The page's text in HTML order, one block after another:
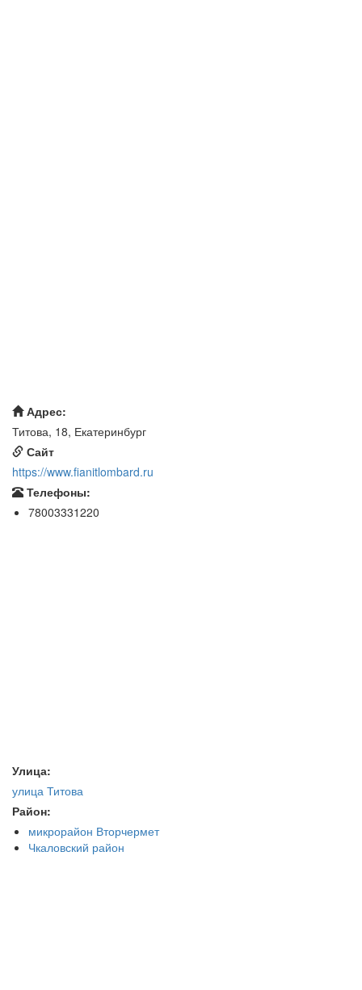
Адрес:
Титова, 18, Екатеринбург
Сайт
https://www.fianitlombard.ru
Телефоны:
78003331220
Улица:
улица Титова
Район:
микрорайон Вторчермет
Чкаловский район